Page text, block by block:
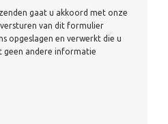
gaat u akkoord met onze
van dit formulier
opgeslagen en verwerkt die u
geen andere informatie